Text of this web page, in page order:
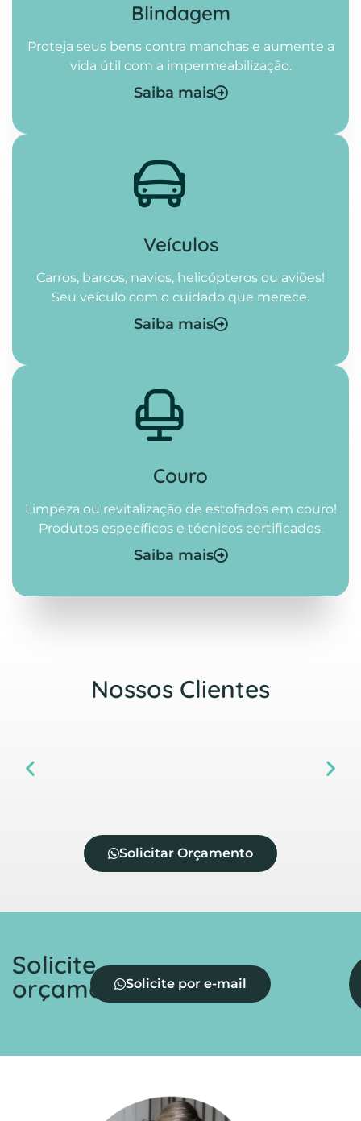
Blindagem
Proteja seus bens contra manchas e aumente a
vida útil com a impermeabilização.
Saiba mais
Veículos
Carros, barcos, navios, helicópteros ou aviões!
Seu veículo com o cuidado que merece.
Saiba mais
Couro
Limpeza ou revitalização de estofados em couro!
Produtos específicos e técnicos certificados.
Saiba mais
Nossos Clientes
Solicitar Orçamento
Solicite
orçamentoSolicite por e-mail